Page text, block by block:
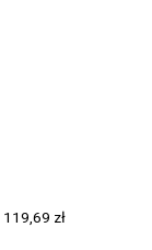
119,69 zł